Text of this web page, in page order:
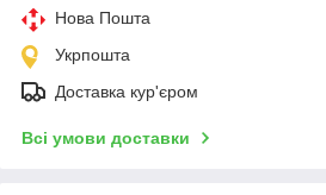
Нова Пошта
Укрпошта
Доставка кур'єром
Всі умови доставки